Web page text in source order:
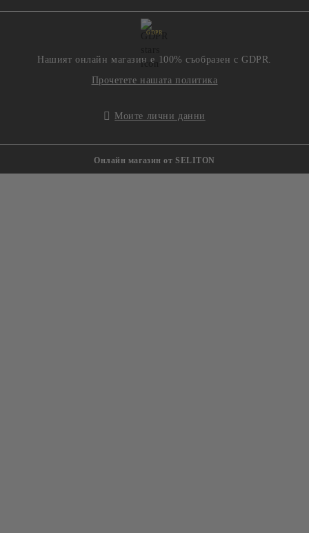
GDPR
Нашият онлайн магазин е 100% съобразен с GDPR.
Прочетете нашата политика
Моите лични данни
Онлайн магазин от SELITON